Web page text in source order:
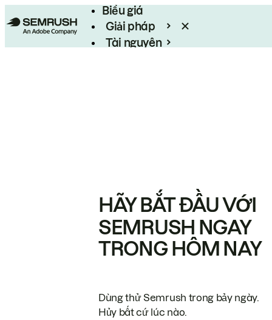
Biểu giá
Giải pháp
Tài nguyên
HÃY BẮT ĐẦU VỚI
SEMRUSH NGAY
TRONG HÔM NAY
Dùng thử Semrush trong bảy ngày.
Hủy bất cứ lúc nào.